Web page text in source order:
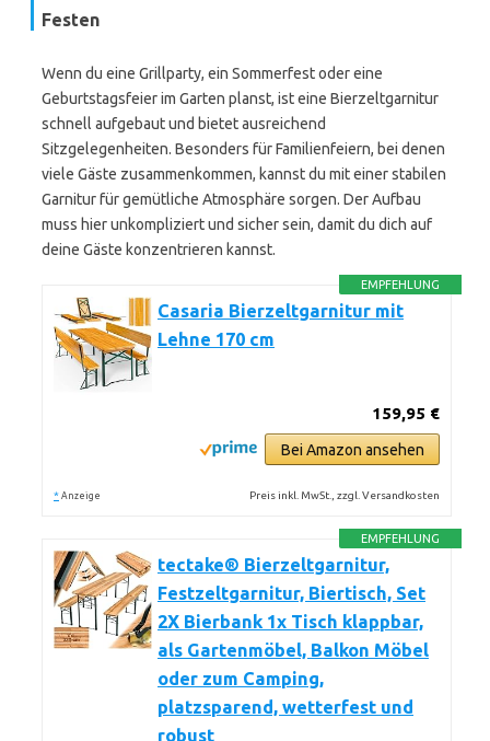
Festen
Wenn du eine Grillparty, ein Sommerfest oder eine
Geburtstagsfeier im Garten planst, ist eine Bierzeltgarnitur
schnell aufgebaut und bietet ausreichend
Sitzgelegenheiten. Besonders für Familienfeiern, bei denen
viele Gäste zusammenkommen, kannst du mit einer stabilen
Garnitur für gemütliche Atmosphäre sorgen. Der Aufbau
muss hier unkompliziert und sicher sein, damit du dich auf
deine Gäste konzentrieren kannst.
EMPFEHLUNG
Casaria Bierzeltgarnitur mit
Lehne 170 cm
159,95 €
Bei Amazon ansehen
* Anzeige Preis inkl. MwSt., zzgl. Versandkosten
EMPFEHLUNG
tectake® Bierzeltgarnitur,
Festzeltgarnitur, Biertisch, Set
2X Bierbank 1x Tisch klappbar,
als Gartenmöbel, Balkon Möbel
oder zum Camping,
platzsparend, wetterfest und
robust